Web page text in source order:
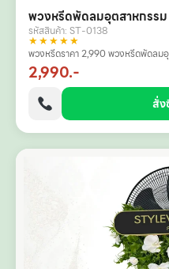
พวงหรีดพัดลมอุตสาหกรรม
รหัสสินค้า: ST-0138
★★★★★
พวงหรีดราคา 2,990 พวงหรีดพัดล
2,990.-
สั่ง